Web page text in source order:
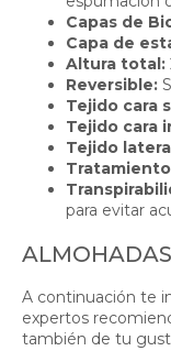
Capas de
Capa de
Altura total:
Reversible:
Tejido cara
Tejido cara
Tejido
para evitar
A continuación te
expertos
también de tu